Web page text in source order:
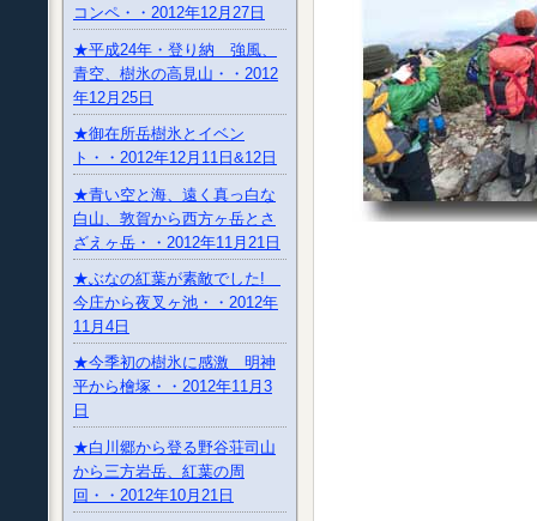
コンペ・・2012年12月27日
★平成24年・登り納 強風、
青空、樹氷の高見山・・2012
年12月25日
★御在所岳樹氷とイベン
ト・・2012年12月11日&12日
★青い空と海、遠く真っ白な
白山、敦賀から西方ヶ岳とさ
ざえヶ岳・・2012年11月21日
★ぶなの紅葉が素敵でした!
今庄から夜叉ヶ池・・2012年
11月4日
★今季初の樹氷に感激 明神
平から檜塚・・2012年11月3
日
★白川郷から登る野谷荘司山
から三方岩岳、紅葉の周
回・・2012年10月21日